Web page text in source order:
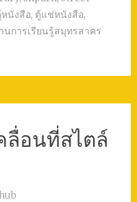
นังสือ, ตู้แช่หนังสือ,
นการเรียนรู้สมุทรสาคร
ลื่อนที่สไตล์